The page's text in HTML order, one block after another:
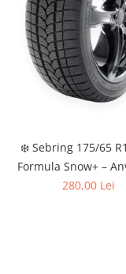
❄️ Sebring 175/65
Formula Snow+ –
Iarnă Buget
280,00 Lei